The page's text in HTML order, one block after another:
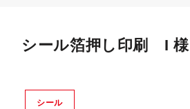
シール箔押し印刷 I 様
シール